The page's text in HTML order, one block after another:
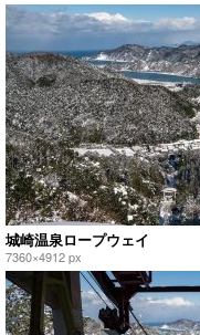
城崎温泉ロープウェイ
7360×4912 px